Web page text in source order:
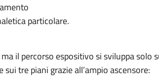
particolare.
ma il percorso espositivo si sviluppa solo
tre piani grazie all’ampio ascensore: